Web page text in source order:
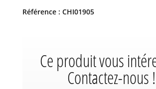
Référence : CHI01905
Ce produit vous
Contactez-nous !